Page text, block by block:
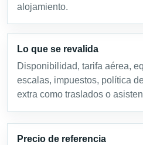
alojamiento.
Lo que se revalida
Disponibilidad, tarifa aérea,
escalas, impuestos, política
extra como traslados o
Precio de referencia